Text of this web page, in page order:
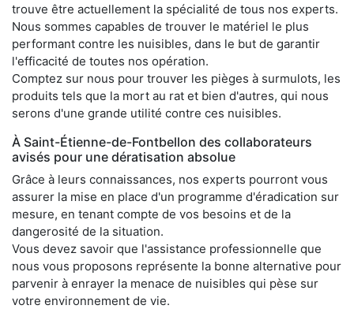
trouve être actuellement la spécialité de tous nos experts.
Nous sommes capables de trouver le matériel le plus
performant contre les nuisibles, dans le but de garantir
l'efficacité de toutes nos opération.
Comptez sur nous pour trouver les pièges à surmulots, les
produits tels que la mort au rat et bien d'autres, qui nous
serons d'une grande utilité contre ces nuisibles.
À Saint-Étienne-de-Fontbellon des collaborateurs
avisés pour une dératisation absolue
Grâce à leurs connaissances, nos experts pourront vous
assurer la mise en place d'un programme d'éradication sur
mesure, en tenant compte de vos besoins et de la
dangerosité de la situation.
Vous devez savoir que l'assistance professionnelle que
nous vous proposons représente la bonne alternative pour
parvenir à enrayer la menace de nuisibles qui pèse sur
votre environnement de vie.